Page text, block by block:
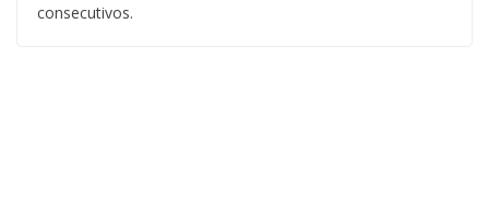
consecutivos.